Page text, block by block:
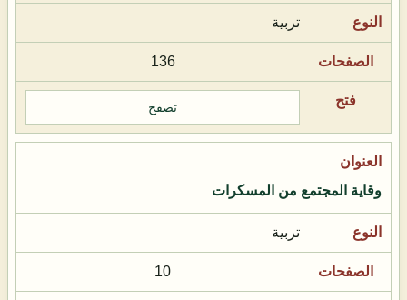
تربية
136
تصفح
وقاية المجتمع من المسكرات
تربية
10